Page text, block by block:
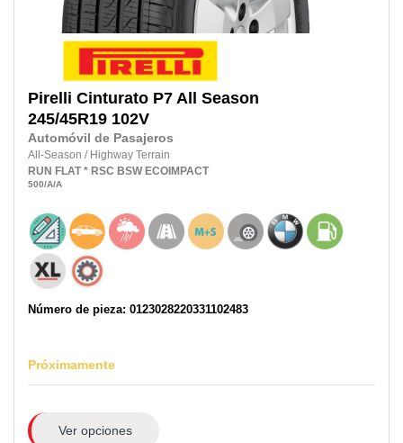
Pirelli Cinturato P7 All Season
245/45R19 102V
Automóvil de Pasajeros
All-Season / Highway Terrain
RUN FLAT * RSC BSW ECOIMPACT
500/A/A
Número de pieza: 0123028220331102483
Próximamente
Ver opciones